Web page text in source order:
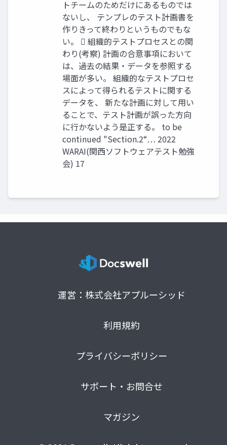
トチームのためだけにあるものでは
ないし、 テンプレのテスト計画書を
作りきって終わりというものでもな
い。  組織的テストプロセスとの関
わり(考察) 計画の合意事項において
は、過去の結果・データを参照する
場面が多い。 組織的なテストプロセ
スによって得られるテストに関する
データを、 新たな計画に対して用い
ることで、テスト計画が誤った方向
に行かないよう是正する。 to be
continued "Section.2“… 2022
WARAI(関西ソフトウェアテスト勉強
会) 17
運営：株式会社アプルーシッド
利用規約
プライバシーポリシー
サポート・お問合せ
マガジン